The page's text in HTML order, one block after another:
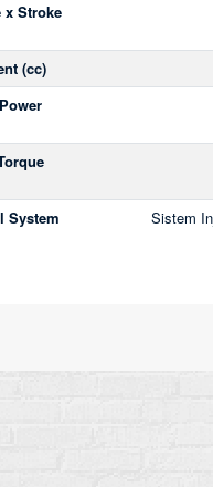
x Stroke
(cc)
System Sistem